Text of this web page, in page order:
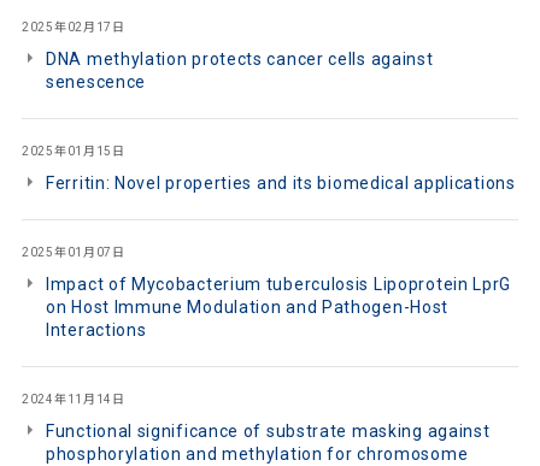
2025年02月17日
DNA methylation protects cancer cells against
senescence
2025年01月15日
Ferritin: Novel properties and its biomedical applications
2025年01月07日
Impact of Mycobacterium tuberculosis Lipoprotein LprG
on Host Immune Modulation and Pathogen-Host
Interactions
2024年11月14日
Functional significance of substrate masking against
phosphorylation and methylation for chromosome